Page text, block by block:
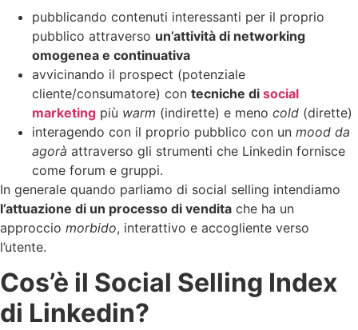
pubblicando contenuti interessanti per il proprio
pubblico attraverso un’attività di networking
omogenea e continuativa
avvicinando il prospect (potenziale
cliente/consumatore) con tecniche di social
marketing più warm (indirette) e meno cold (dirette)
interagendo con il proprio pubblico con un mood da
agorà attraverso gli strumenti che Linkedin fornisce
come forum e gruppi.
In generale quando parliamo di social selling intendiamo
l’attuazione di un processo di vendita che ha un
approccio morbido, interattivo e accogliente verso
l’utente.
Cos’è il Social Selling Index
di Linkedin?